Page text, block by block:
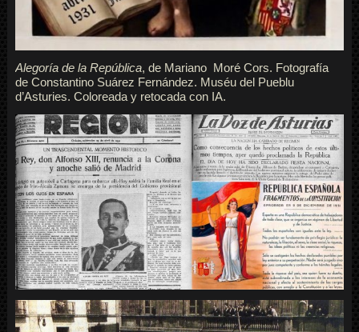
Alegoría de la República, de Mariano Moré Cors. Fotografía
de Constantino Suárez Fernández. Muséu del Pueblu
d’Asturies. Coloreada y retocada con IA.